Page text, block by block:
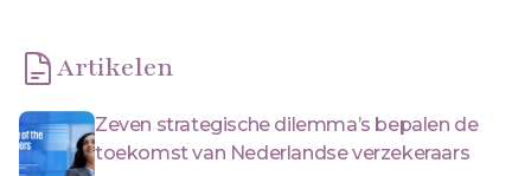
Artikelen
Zeven strategische dilemma’s bepalen de
toekomst van Nederlandse verzekeraars